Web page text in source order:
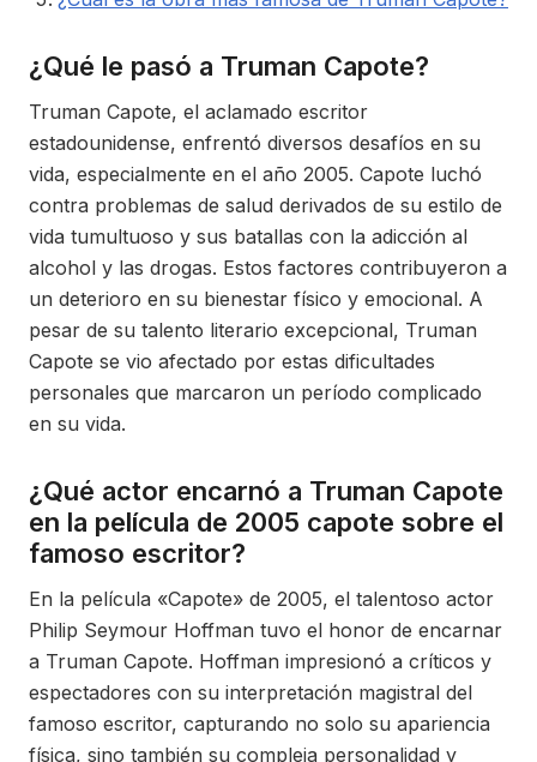
¿Qué le pasó a Truman Capote?
Truman Capote, el aclamado escritor
estadounidense, enfrentó diversos desafíos en su
vida, especialmente en el año 2005. Capote luchó
contra problemas de salud derivados de su estilo de
vida tumultuoso y sus batallas con la adicción al
alcohol y las drogas. Estos factores contribuyeron a
un deterioro en su bienestar físico y emocional. A
pesar de su talento literario excepcional, Truman
Capote se vio afectado por estas dificultades
personales que marcaron un período complicado
en su vida.
¿Qué actor encarnó a Truman Capote
en la película de 2005 capote sobre el
famoso escritor?
En la película «Capote» de 2005, el talentoso actor
Philip Seymour Hoffman tuvo el honor de encarnar
a Truman Capote. Hoffman impresionó a críticos y
espectadores con su interpretación magistral del
famoso escritor, capturando no solo su apariencia
física, sino también su compleja personalidad y